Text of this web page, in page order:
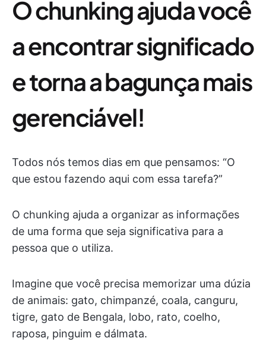
O chunking ajuda você
a encontrar significado
e torna a bagunça mais
gerenciável!
Todos nós temos dias em que pensamos: “O
que estou fazendo aqui com essa tarefa?”
O chunking ajuda a organizar as informações
de uma forma que seja significativa para a
pessoa que o utiliza.
Imagine que você precisa memorizar uma dúzia
de animais: gato, chimpanzé, coala, canguru,
tigre, gato de Bengala, lobo, rato, coelho,
raposa, pinguim e dálmata.